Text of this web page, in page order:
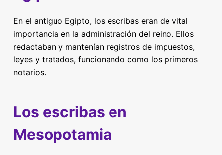
En el antiguo Egipto, los escribas eran de vital
importancia en la administración del reino. Ellos
redactaban y mantenían registros de impuestos,
leyes y tratados, funcionando como los primeros
notarios.
Los escribas en
Mesopotamia